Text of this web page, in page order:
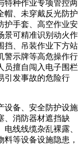
特种作业专项管控两
帽、未穿戴反光防护
护手套、高空作业安
景可精准识别动火作
挡、吊装作业下方站
警示牌等高危操作行
员擅自闯入电子围栏
引发事故的危险行
设备、安全防护设施
、消防器材遮挡缺
线线缆杂乱裸露、
等设备设施隐患，